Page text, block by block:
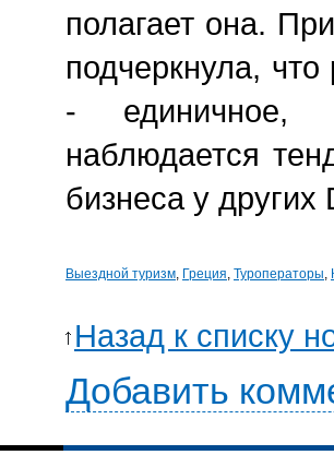
полагает она.
подчеркнула,
-
наблюдается
бизнеса у
Выездной туризм, Греция, Туроператоры,
Назад к списку
Добавить